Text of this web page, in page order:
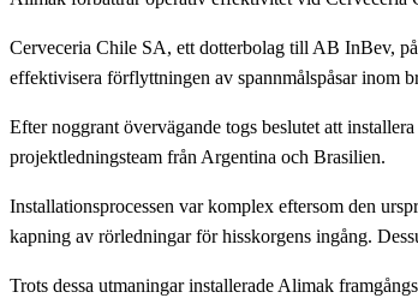
Cerveceria Chile SA, ett dotterbolag till AB InBev,
effektivisera förflyttningen av spannmålspåsar inom
Efter noggrant övervägande togs beslutet att
projektledningsteam från Argentina och Brasilien.
Installationsprocessen var komplex eftersom den
kapning av rörledningar för hisskorgens ingång.
Trots dessa utmaningar installerade Alimak